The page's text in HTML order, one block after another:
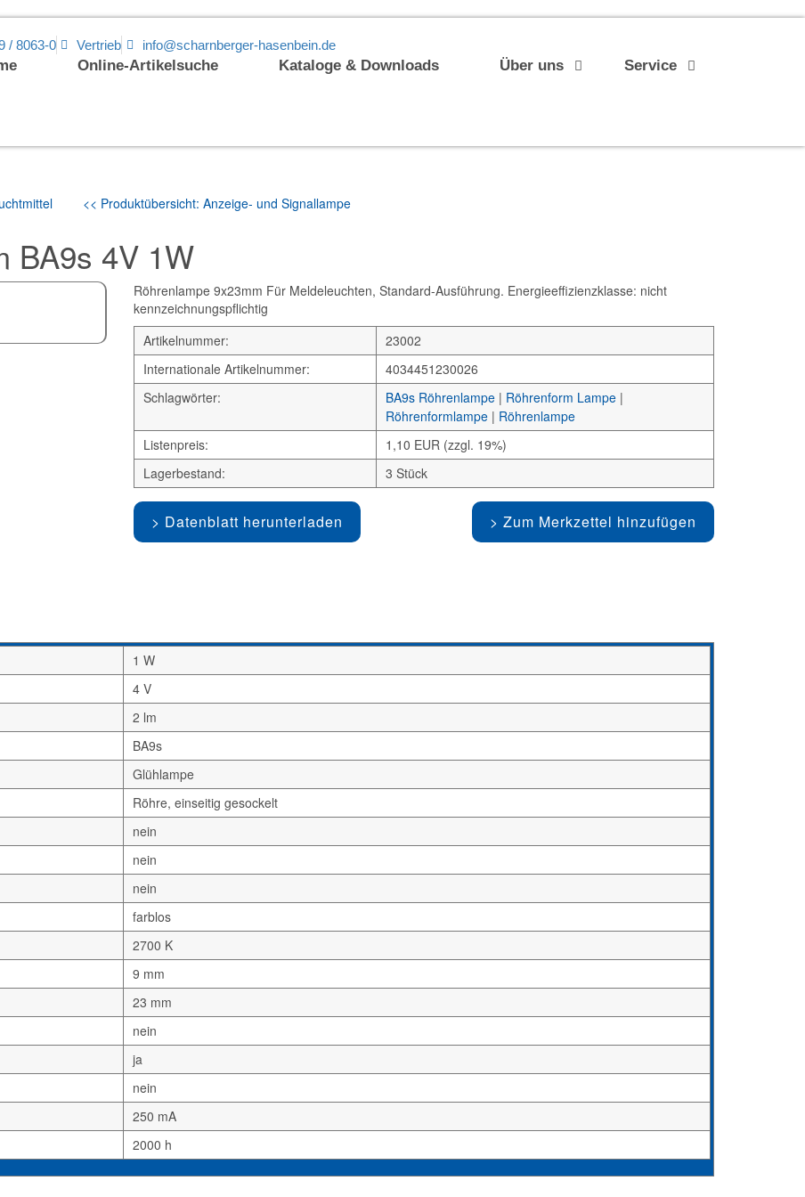
/ 8063-0 Vertrieb info@scharnberger-hasenbein.de
Online-Artikelsuche Kataloge & Downloads Über uns Service
<< Produktübersicht: Anzeige- und Signallampe
BA9s 4V 1W
Röhrenlampe 9x23mm Für Meldeleuchten, Standard-Ausführung. Energieeffizienzklasse: nicht
kennzeichnungspflichtig
Artikelnummer:
23002
Internationale Artikelnummer:
4034451230026
Schlagwörter:
BA9s Röhrenlampe| Röhrenform Lampe|
Röhrenformlampe| Röhrenlampe
Listenpreis:
1,10 EUR (zzgl. 19%)
Lagerbestand:
3 Stück
Datenblatt herunterladen Zum Merkzettel hinzufügen
1 W
4 V
2 lm
BA9s
Glühlampe
Röhre, einseitig gesockelt
nein
nein
nein
farblos
2700 K
9 mm
23 mm
nein
ja
nein
250 mA
2000 h